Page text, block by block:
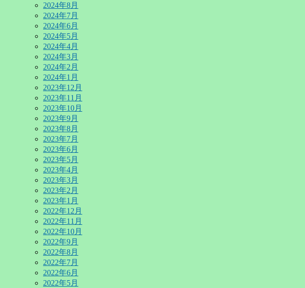
2024年8月
2024年7月
2024年6月
2024年5月
2024年4月
2024年3月
2024年2月
2024年1月
2023年12月
2023年11月
2023年10月
2023年9月
2023年8月
2023年7月
2023年6月
2023年5月
2023年4月
2023年3月
2023年2月
2023年1月
2022年12月
2022年11月
2022年10月
2022年9月
2022年8月
2022年7月
2022年6月
2022年5月